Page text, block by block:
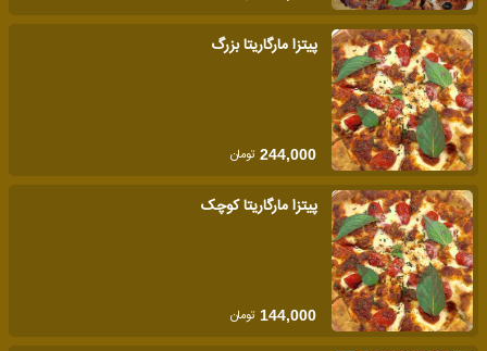
پیتزا مارگاریتا بزرگ
244,000 تومان
پیتزا مارگاریتا کوچک
144,000 تومان